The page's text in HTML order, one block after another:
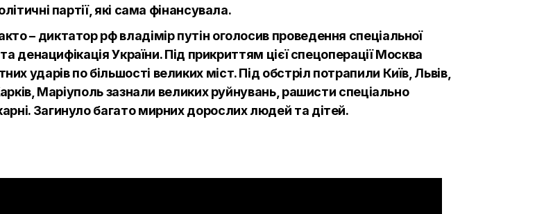
партії, які сама фінансувала.
– диктатор рф владімір путін оголосив проведення спеціальної
та денацифікація України. Під прикриттям цієї спецоперації Москва
ударів по більшості великих міст. Під обстріл потрапили Київ, Львів,
Маріуполь зазнали великих руйнувань, рашисти спеціально
Загинуло багато мирних дорослих людей та дітей.